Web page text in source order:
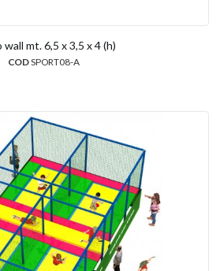
wall mt. 6,5 x 3,5 x 4 (h)
CODSPORT08-A